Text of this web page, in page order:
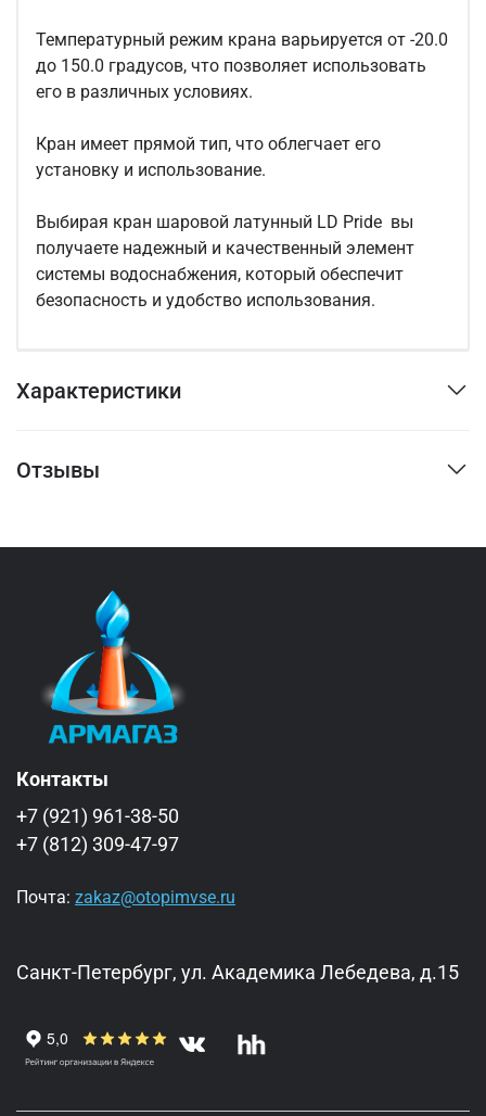
Температурный режим крана варьируется от -20.0
до 150.0 градусов, что позволяет использовать
его в различных условиях.
Кран имеет прямой тип, что облегчает его
установку и использование.
Выбирая кран шаровой латунный LD Pride вы
получаете надежный и качественный элемент
системы водоснабжения, который обеспечит
безопасность и удобство использования.
Характеристики
Отзывы
Контакты
+7 (921) 961-38-50
+7 (812) 309-47-97
Почта: zakaz@otopimvse.ru
Санкт-Петербург, ул. Академика Лебедева, д.15